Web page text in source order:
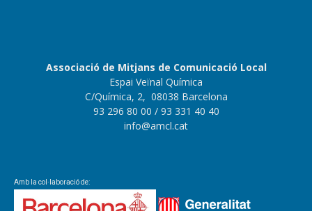
Associació de Mitjans de Comunicació Local
Espai Veïnal Química
C/Química, 2, 08038 Barcelona
93 296 80 00 / 93 331 40 40
info@amcl.cat
Amb la col·laboració de: